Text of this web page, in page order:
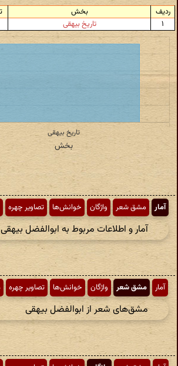
ردیف بخش
۱
تاریخ بیهقی
آمار مشق شعر واژگان خوانش‌ها تصاویر چهره
آمار و اطلاعات مربوط به ابوالفضل بیهقی
آمار مشق شعر واژگان خوانش‌ها تصاویر چهره
مشق‌های شعر از ابوالفضل بیهقی